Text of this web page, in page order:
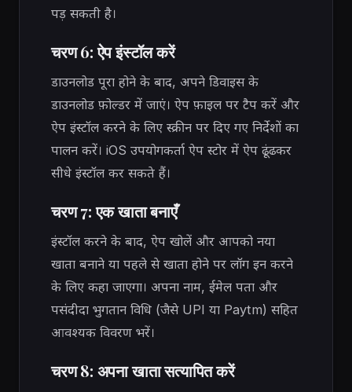
पड़ सकती है।
चरण 6: ऐप इंस्टॉल करें
डाउनलोड पूरा होने के बाद, अपने डिवाइस के
डाउनलोड फ़ोल्डर में जाएं। ऐप फ़ाइल पर टैप करें और
ऐप इंस्टॉल करने के लिए स्क्रीन पर दिए गए निर्देशों का
पालन करें। iOS उपयोगकर्ता ऐप स्टोर में ऐप ढूंढकर
सीधे इंस्टॉल कर सकते हैं।
चरण 7: एक खाता बनाएँ
इंस्टॉल करने के बाद, ऐप खोलें और आपको नया
खाता बनाने या पहले से खाता होने पर लॉग इन करने
के लिए कहा जाएगा। अपना नाम, ईमेल पता और
पसंदीदा भुगतान विधि (जैसे UPI या Paytm) सहित
आवश्यक विवरण भरें।
चरण 8: अपना खाता सत्यापित करें